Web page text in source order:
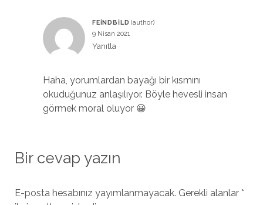
FEINDBILD
9 Nisan 2021
Yanıtla
Haha, yorumlardan bayağı bir kısmını
okuduğunuz anlaşılıyor. Böyle hevesli insan
görmek moral oluyor 😀
Bir cevap yazın
E-posta hesabınız yayımlanmayacak. Gerekli alanlar *